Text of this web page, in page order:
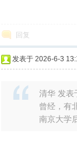
回复
发表于 2026-6-3
清华 发表
曾经，有
南京大学